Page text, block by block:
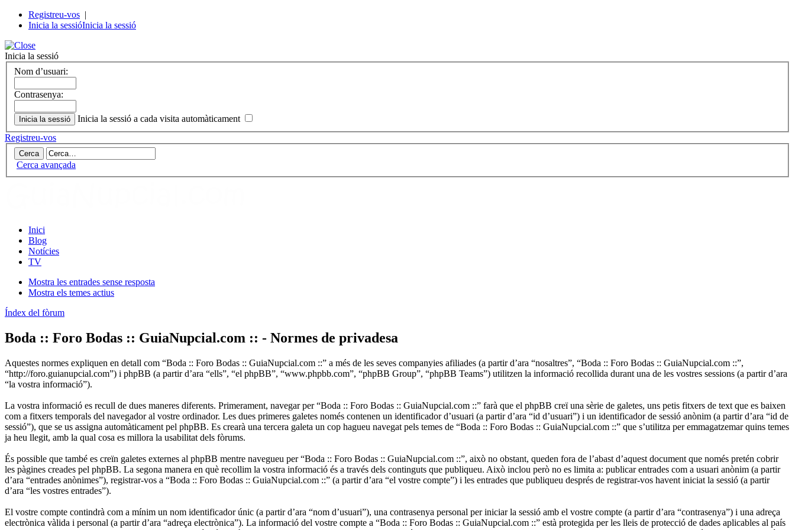
Registreu-vos |
Inicia la sessióInicia la sessió
Inicia la sessió
Nom d’usuari:
Contrasenya:
Inicia la sessió a cada visita automàticament
Registreu-vos
Cerca avançada
Inici
Blog
Notícies
TV
Mostra les entrades sense resposta
Mostra els temes actius
Índex del fòrum
Boda :: Foro Bodas :: GuiaNupcial.com :: - Normes de privadesa
Aquestes normes expliquen en detall com “Boda :: Foro Bodas :: GuiaNupcial.com ::” a més de les seves companyies afiliades (a partir d’ara “nosaltres”, “Boda :: Foro Bodas :: GuiaNupcial.com ::”,
“http://foro.guianupcial.com”) i phpBB (a partir d’ara “ells”, “el phpBB”, “www.phpbb.com”, “phpBB Group”, “phpBB Teams”) utilitzen la informació recollida durant una de les vostres sessions (a partir d’ara
“la vostra informació”).
La vostra informació es recull de dues maneres diferents. Primerament, navegar per “Boda :: Foro Bodas :: GuiaNupcial.com ::” farà que el phpBB creï una sèrie de galetes, uns petis fitxers de text que es baixen
com a fitxers temporals del navegador al vostre ordinador. Les dues primeres galetes només contenen un identificador d’usuari (a partir d’ara “id d’usuari”) i un identificador de sessió anònim (a partir d’ara “id de
sessió”), que se us assigna automàticament pel phpBB. Es crearà una tercera galeta un cop hagueu navegat pels temes de “Boda :: Foro Bodas :: GuiaNupcial.com ::” que s’utilitza per emmagatzemar quins temes
ja heu llegit, amb la qual cosa es millora la usabilitat dels fòrums.
És possible que també es creïn galetes externes al phpBB mentre navegueu per “Boda :: Foro Bodas :: GuiaNupcial.com ::”, això no obstant, queden fora de l’abast d’aquest document que només pretén cobrir
les pàgines creades pel phpBB. La segona manera en què recollim la vostra informació és a través dels continguts que publiqueu. Això inclou però no es limita a: publicar entrades com a usuari anònim (a partir
d’ara “entrades anònimes”), registrar-vos a “Boda :: Foro Bodas :: GuiaNupcial.com ::” (a partir d’ara “el vostre compte”) i les entrades que publiqueu després de registrar-vos havent iniciat la sessió (a partir
d’ara “les vostres entrades”).
El vostre compte contindrà com a mínim un nom identificador únic (a partir d’ara “nom d’usuari”), una contrasenya personal per iniciar la sessió amb el vostre compte (a partir d’ara “contrasenya”) i una adreça
electrònica vàlida i personal (a partir d’ara “adreça electrònica”). La informació del vostre compte a “Boda :: Foro Bodas :: GuiaNupcial.com ::” està protegida per les lleis de protecció de dades aplicables al país